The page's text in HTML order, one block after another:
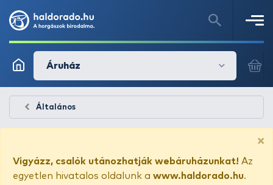
Áruház
Általános
×
Vigyázz, csalók utánozhatják webáruházunkat! Az
egyetlen hivatalos oldalunk a www.haldorado.hu.